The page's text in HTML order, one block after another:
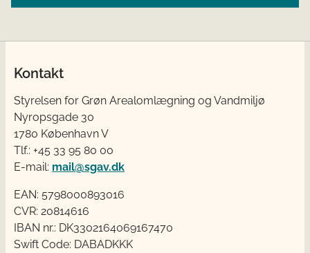
Kontakt
Styrelsen for Grøn Arealomlægning og Vandmiljø
Nyropsgade 30
1780 København V
Tlf.: +45 33 95 80 00
E-mail: mail@sgav.dk
EAN: 5798000893016
CVR: 20814616
IBAN nr.: DK3302164069167470
Swift Code: DABADKKK